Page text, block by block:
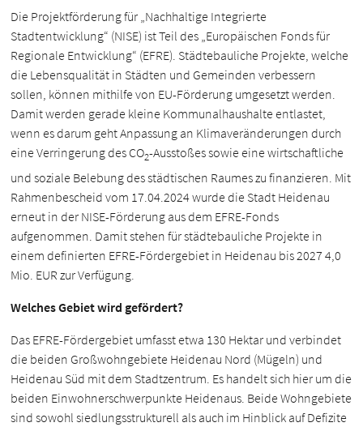
Die Projektförderung für „Nachhaltige Integrierte
Stadtentwicklung“ (NISE) ist Teil des „Europäischen Fonds für
Regionale Entwicklung“ (EFRE). Städtebauliche Projekte, welche
die Lebensqualität in Städten und Gemeinden verbessern
sollen, können mithilfe von EU-Förderung umgesetzt werden.
Damit werden gerade kleine Kommunalhaushalte entlastet,
wenn es darum geht Anpassung an Klimaveränderungen durch
eine Verringerung des CO2-Ausstoßes sowie eine wirtschaftliche
und soziale Belebung des städtischen Raumes zu finanzieren. Mit
Rahmenbescheid vom 17.04.2024 wurde die Stadt Heidenau
erneut in der NISE-Förderung aus dem EFRE-Fonds
aufgenommen. Damit stehen für städtebauliche Projekte in
einem definierten EFRE-Fördergebiet in Heidenau bis 2027 4,0
Mio. EUR zur Verfügung.
Welches Gebiet wird gefördert?
Das EFRE-Fördergebiet umfasst etwa 130 Hektar und verbindet
die beiden Großwohngebiete Heidenau Nord (Mügeln) und
Heidenau Süd mit dem Stadtzentrum. Es handelt sich hier um die
beiden Einwohnerschwerpunkte Heidenaus. Beide Wohngebiete
sind sowohl siedlungsstrukturell als auch im Hinblick auf Defizite